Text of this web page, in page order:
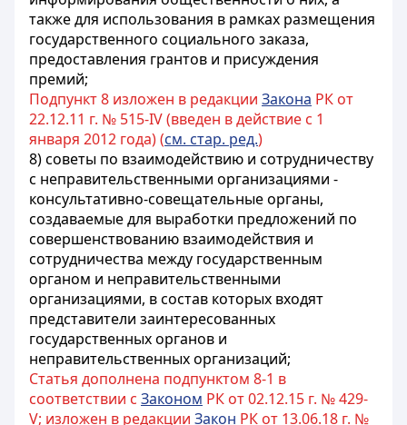
также для использования в рамках размещения
государственного социального заказа,
предоставления грантов и присуждения
премий;
Подпункт 8 изложен в редакции Закона РК от
22.12.11 г. № 515-IV (введен в действие с 1
января 2012 года) (см. стар. ред.)
8) советы по взаимодействию и сотрудничеству
с неправительственными организациями -
консультативно-совещательные органы,
создаваемые для выработки предложений по
совершенствованию взаимодействия и
сотрудничества между государственным
органом и неправительственными
организациями, в состав которых входят
представители заинтересованных
государственных органов и
неправительственных организаций;
Статья дополнена подпунктом 8-1 в
соответствии с Законом РК от 02.12.15 г. № 429-
V; изложен в редакции Закон РК от 13.06.18 г. №